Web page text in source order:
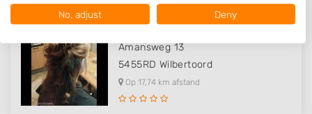
Kapsalon Nathalie
Amansweg 13
5455RD Wilbertoord
Op 17,74 km afstand
Your consent and the cookie policy applies solely to this website/app.
View Partner List (1016 IAB Vendors)
We use your data for the following purposes:
IAB processing purposes:
Store and/or access information on a device
Use limited data to select advertising
No, adjust Deny